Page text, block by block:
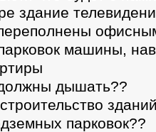
здание
машины,
дышать??
парковок??